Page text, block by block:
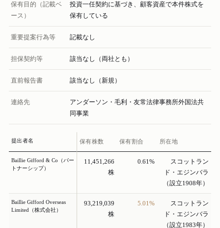
保有目的（記載ベ
ース）
投資一任契約に基づき、顧客資産で本件株式を
保有している
重要提案行為等 記載なし
担保契約等 該当なし（両社とも）
直前報告書 該当なし（新規）
連絡先
アンダーソン・毛利・友常法律事務所外国法共
同事業
提出者名 保有株数 保有割合 所在地
Baillie Gifford & Co（パー
トナーシップ）
11,451,266
株
0.61%
スコットラン
ド・エジンバラ
（設立1908年）
Baillie Gifford Overseas
Limited（株式会社）
93,219,039
株
5.01%
スコットラン
ド・エジンバラ
（設立1983年）